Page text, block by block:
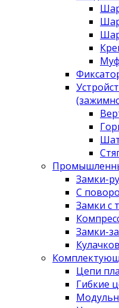
Замки-
С
Замки с
Замки-
Цепи
Гибкие